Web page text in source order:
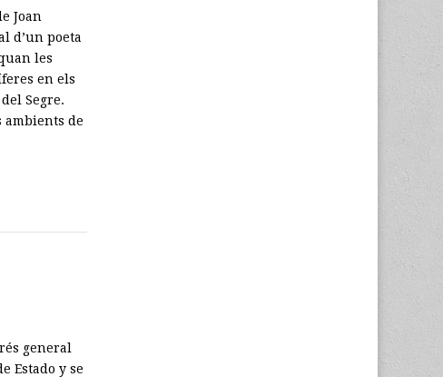
Joan
d’un poeta
les
en els
Segre.
de
general
Estado y se